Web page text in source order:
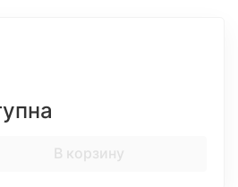
В корзину